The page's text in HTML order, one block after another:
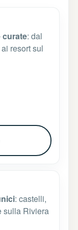
curate: dal
resort sul
: castelli,
sulla Riviera